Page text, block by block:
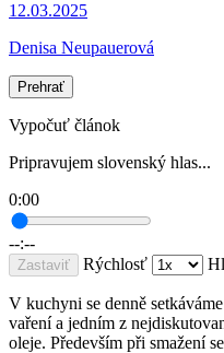
12.03.2025
Denisa Neupauerová
Prehrať
Vypočuť článok
Pripravujem slovenský hlas...
0:00
--:--
Zastaviť Rýchlosť
V kuchyni se denně
vaření a jedním z
oleje. Především při smažení